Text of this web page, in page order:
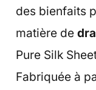
des bienfaits
matière de
Pure Silk
Fabriquée à